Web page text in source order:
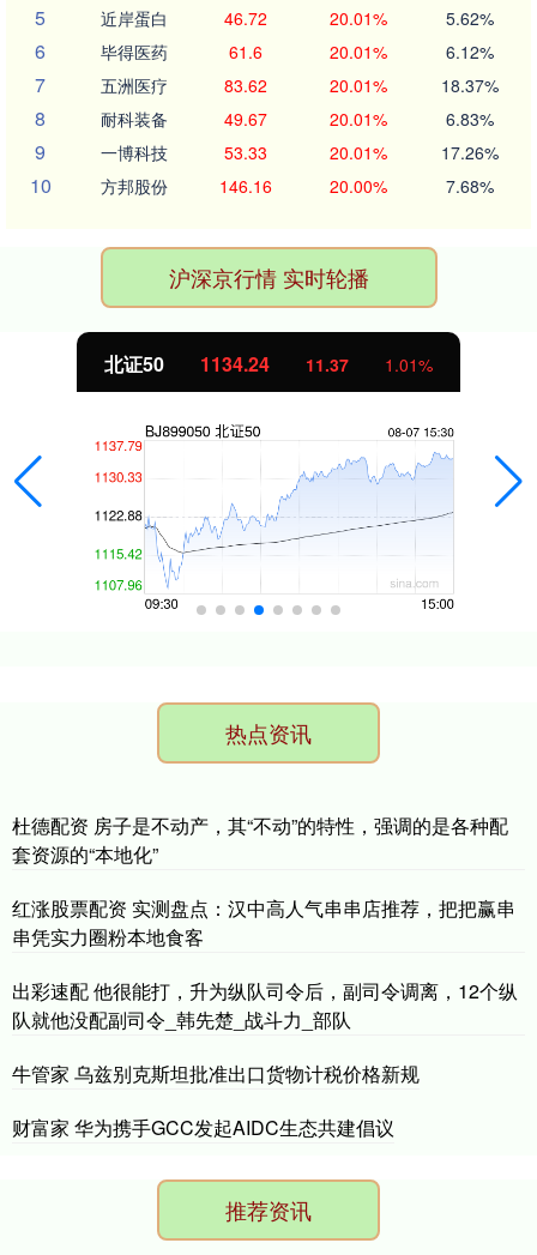
5 近岸蛋白 46.72 20.01% 5.62%
6 毕得医药 61.6 20.01% 6.12%
7 五洲医疗 83.62 20.01% 18.37%
8 耐科装备 49.67 20.01% 6.83%
9 一博科技 53.33 20.01% 17.26%
10 方邦股份 146.16 20.00% 7.68%
沪深京行情 实时轮播
北证50 1134.24 11.37 1.01%
热点资讯
杜德配资 房子是不动产，其“不动”的特性，强调的是各种配
套资源的“本地化”
红涨股票配资 实测盘点：汉中高人气串串店推荐，把把赢串
串凭实力圈粉本地食客
出彩速配 他很能打，升为纵队司令后，副司令调离，12个纵
队就他没配副司令_韩先楚_战斗力_部队
牛管家 乌兹别克斯坦批准出口货物计税价格新规
财富家 华为携手GCC发起AIDC生态共建倡议
推荐资讯